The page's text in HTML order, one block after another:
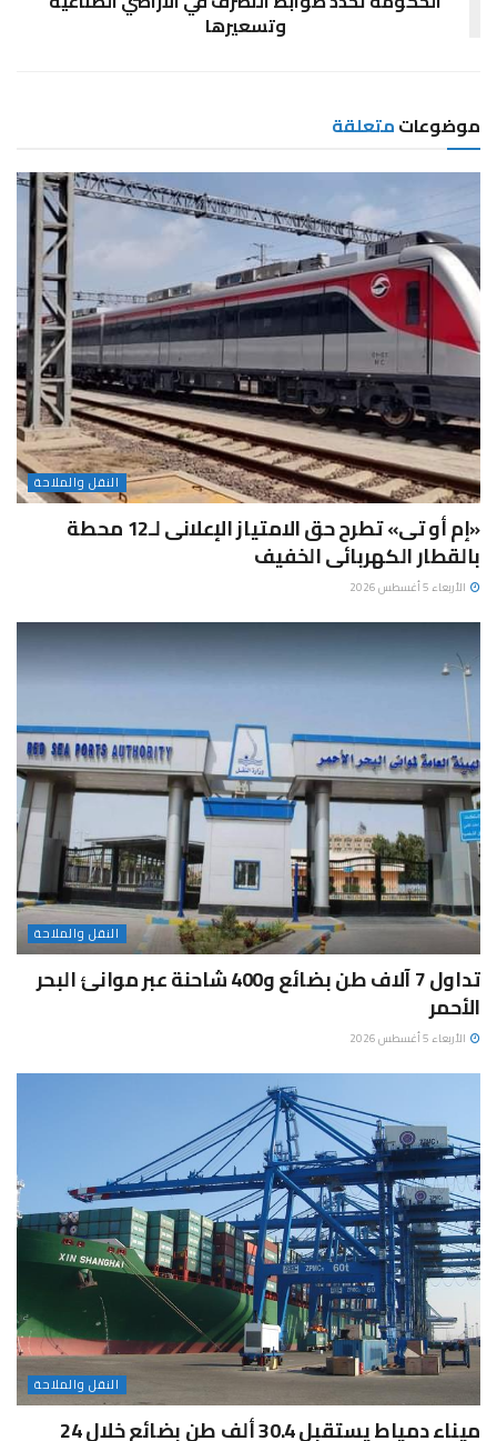
وتسعيرها
موضوعاتمتعلقة
النقل والملاحة
«إم أو تى» تطرح حق الامتياز الإعلانى لـ12 محطة
بالقطار الكهربائى الخفيف
الأربعاء 5 أغسطس 2026
النقل والملاحة
تداول 7 آلاف طن بضائع و400 شاحنة عبر موانئ البحر
الأحمر
الأربعاء 5 أغسطس 2026
النقل والملاحة
ميناء دمياط يستقبل 30.4 ألف طن بضائع خلال 24